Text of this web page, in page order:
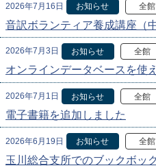
2026年7月16日 お知らせ 全館
音訳ボランティア養成講座（
2026年7月3日 お知らせ 全館
オンラインデータベースを使
2026年7月1日 お知らせ 全館
電子書籍を追加しました
2026年6月19日 お知らせ 全館
玉川総合支所でのブックボッ